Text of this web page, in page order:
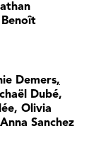
Demers,
Dubé,
Olivia
Sanchez